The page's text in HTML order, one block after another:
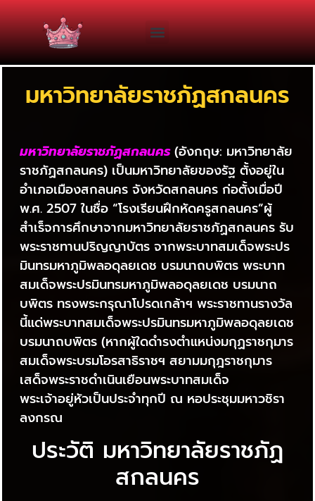
มหาวิทยาลัยราชภัฏสกลนคร
มหาวิทยาลัยราชภัฏสกลนคร(อังกฤษ: มหาวิทยาลัย
ราชภัฏสกลนคร) เป็นมหาวิทยาลัยของรัฐ ตั้งอยู่ใน
อำเภอเมืองสกลนคร จังหวัดสกลนคร ก่อตั้งเมื่อปี
พ.ศ. 2507 ในชื่อ “โรงเรียนฝึกหัดครูสกลนคร”ผู้
สำเร็จการศึกษาจากมหาวิทยาลัยราชภัฏสกลนคร รับ
พระราชทานปริญญาบัตร จากพระบาทสมเด็จพระปร
มินทรมหาภูมิพลอดุลยเดช บรมนาถบพิตร พระบาท
สมเด็จพระปรมินทรมหาภูมิพลอดุลยเดช บรมนาถ
บพิตร ทรงพระกรุณาโปรดเกล้าฯ พระราชทานรางวัล
นี้แด่พระบาทสมเด็จพระปรมินทรมหาภูมิพลอดุลยเดช
บรมนาถบพิตร (หากผู้ใดดำรงตำแหน่งมกุฏราชกุมาร
สมเด็จพระบรมโอรสาธิราชฯ สยามมกุฎราชกุมาร
เสด็จพระราชดำเนินเยือนพระบาทสมเด็จ
พระเจ้าอยู่หัวเป็นประจำทุกปี ณ หอประชุมมหาวชิรา
ลงกรณ
ประวัติ มหาวิทยาลัยราชภัฏ
สกลนคร